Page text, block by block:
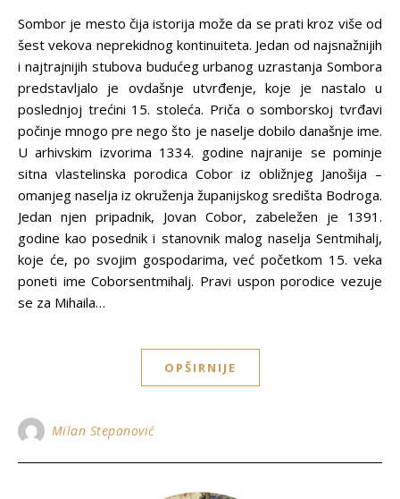
Sombor je mesto čija istorija može da se prati kroz više od
šest vekova neprekidnog kontinuiteta. Jedan od najsnažnijih
i najtrajnijih stubova budućeg urbanog uzrastanja Sombora
predstavljalo je ovdašnje utvrđenje, koje je nastalo u
poslednjoj trećini 15. stoleća. Priča o somborskoj tvrđavi
počinje mnogo pre nego što je naselje dobilo današnje ime.
U arhivskim izvorima 1334. godine najranije se pominje
sitna vlastelinska porodica Cobor iz obližnjeg Janošija –
omanjeg naselja iz okruženja županijskog središta Bodroga.
Jedan njen pripadnik, Jovan Cobor, zabeležen je 1391.
godine kao posednik i stanovnik malog naselja Sentmihalj,
koje će, po svojim gospodarima, već početkom 15. veka
poneti ime Coborsentmihalj. Pravi uspon porodice vezuje
se za Mihaila…
OPŠIRNIJE
Milan Stepanović